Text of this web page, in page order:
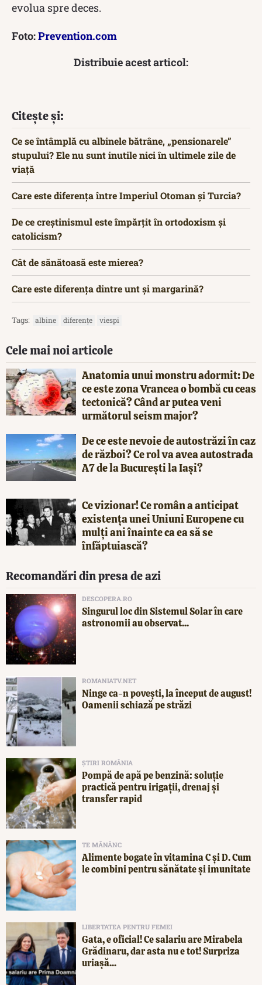
evolua spre deces.
Foto:Prevention.com
Distribuie acest articol:
Citește și:
Ce se întâmplă cu albinele bătrâne, „pensionarele”
stupului? Ele nu sunt inutile nici în ultimele zile de
viață
Care este diferența între Imperiul Otoman și Turcia?
De ce creștinismul este împărțit în ortodoxism și
catolicism?
Cât de sănătoasă este mierea?
Care este diferența dintre unt și margarină?
Tags: albine diferențe viespi
Cele mai noi articole
Anatomia unui monstru adormit: De
ce este zona Vrancea o bombă cu ceas
tectonică? Când ar putea veni
următorul seism major?
De ce este nevoie de autostrăzi în caz
de război? Ce rol va avea autostrada
A7 de la București la Iași?
Ce vizionar! Ce român a anticipat
existența unei Uniuni Europene cu
mulți ani înainte ca ea să se
înfăptuiască?
Recomandări din presa de azi
DESCOPERA.RO
Singurul loc din Sistemul Solar în care
astronomii au observat...
ROMANIATV.NET
Ninge ca-n povești, la început de august!
Oamenii schiază pe străzi
ȘTIRI ROMÂNIA
Pompă de apă pe benzină: soluție
practică pentru irigații, drenaj și
transfer rapid
TE MĂNÂNC
Alimente bogate în vitamina C și D. Cum
le combini pentru sănătate și imunitate
LIBERTATEA PENTRU FEMEI
Gata, e oficial! Ce salariu are Mirabela
Grădinaru, dar asta nu e tot! Surpriza
uriașă...